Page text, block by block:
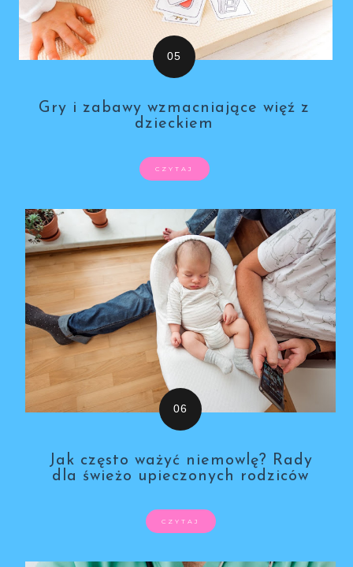
Gry i zabawy wzmacniające więź z
dzieckiem
CZYTAJ
Jak często ważyć niemowlę? Rady
dla świeżo upieczonych rodziców
CZYTAJ